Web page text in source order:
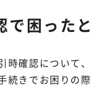
で困った
時確認について
続きでお困りの